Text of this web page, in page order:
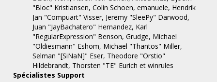
"Bloc" Kristiansen, Colin Schoen, emanuele, Hendrik
Jan "Compuart" Visser, Jeremy "SleePy" Darwood,
Juan "JayBachatero" Hernandez, Karl
"RegularExpression" Benson, Grudge, Michael
"Oldiesmann" Eshom, Michael "Thantos" Miller,
Selman "[SiNaN]" Eser, Theodore "Orstio"
Hildebrandt, Thorsten "TE" Eurich et winrules
Spécialistes Support